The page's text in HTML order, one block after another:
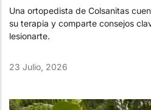
Una ortopedista de Colsanitas
su terapia y comparte consejos
lesionarte.
23 Julio, 2026